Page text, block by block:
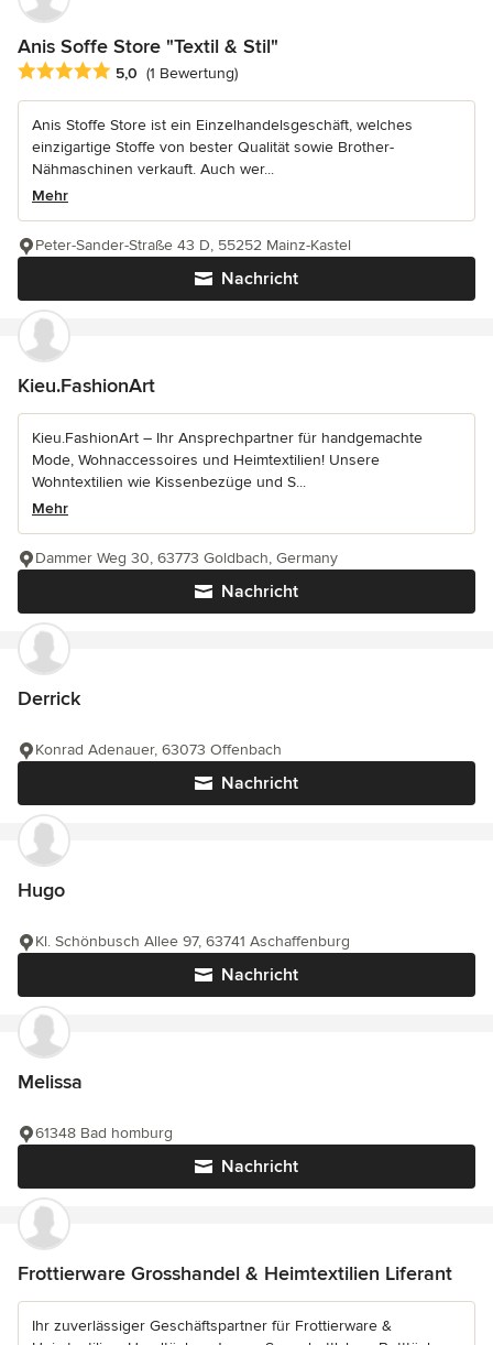
Anis Soffe Store "Textil & Stil"
Durchschnittliche Bewertung: 5 von 5 Sternen
5,0 (1 Bewertung)
Anis Stoffe Store ist ein Einzelhandelsgeschäft, welches
einzigartige Stoffe von bester Qualität sowie Brother-
Nähmaschinen verkauft. Auch wer...
Mehr
Nachricht
Peter-Sander-Straße 43 D, 55252 Mainz-Kastel
Kieu.FashionArt
Kieu.FashionArt – Ihr Ansprechpartner für handgemachte
Mode, Wohnaccessoires und Heimtextilien! Unsere
Wohntextilien wie Kissenbezüge und S...
Mehr
Nachricht
Dammer Weg 30, 63773 Goldbach, Germany
Derrick
Nachricht
Konrad Adenauer, 63073 Offenbach
Hugo
Nachricht
Kl. Schönbusch Allee 97, 63741 Aschaffenburg
Melissa
Nachricht
61348 Bad homburg
Frottierware Grosshandel & Heimtextilien Liferant
Ihr zuverlässiger Geschäftspartner für Frottierware &